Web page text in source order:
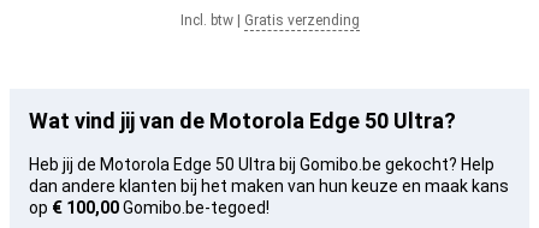
Incl. btw| Gratis verzending
Wat vind jij van de Motorola Edge 50 Ultra?
Heb jij de Motorola Edge 50 Ultra bij Gomibo.be gekocht? Help
dan andere klanten bij het maken van hun keuze en maak kans
op € 100,00Gomibo.be-tegoed!